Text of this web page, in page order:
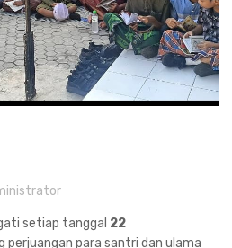
setiap tanggal 22
perjuangan para santri dan ulama